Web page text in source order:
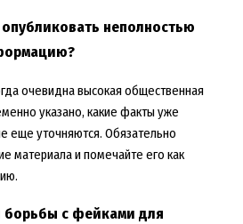
неполностью
очевидна высокая общественная
указано, какие факты уже
еще уточняются. Обязательно
материала и помечайте его как
борьбы с фейками для